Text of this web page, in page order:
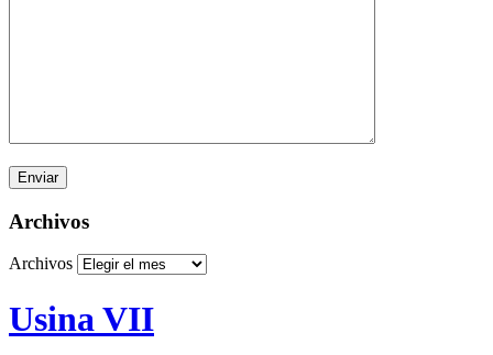
Archivos
Archivos
Usina VII